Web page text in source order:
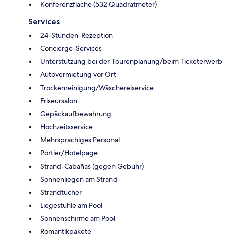
Konferenzfläche (532 Quadratmeter)
Services
24-Stunden-Rezeption
Concierge-Services
Unterstützung bei der Tourenplanung/beim Ticketerwerb
Autovermietung vor Ort
Trockenreinigung/Wäschereiservice
Friseursalon
Gepäckaufbewahrung
Hochzeitsservice
Mehrsprachiges Personal
Portier/Hotelpage
Strand-Cabañas (gegen Gebühr)
Sonnenliegen am Strand
Strandtücher
Liegestühle am Pool
Sonnenschirme am Pool
Romantikpakete